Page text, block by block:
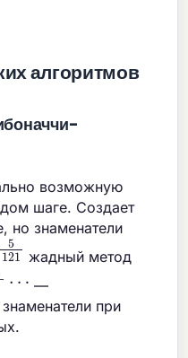
алгоритмов
возможную
шаге. Создает
но знаменатели
121
жадный метод
+
—
при